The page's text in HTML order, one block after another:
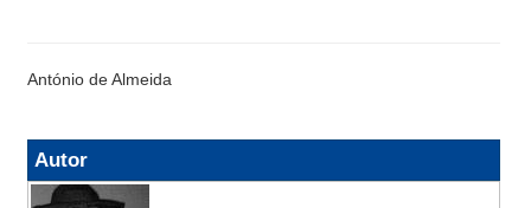
António de Almeida
Autor